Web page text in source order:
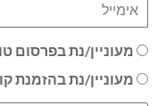
מעוניין/נת בפרסום
מעוניין/נת בהזמנת